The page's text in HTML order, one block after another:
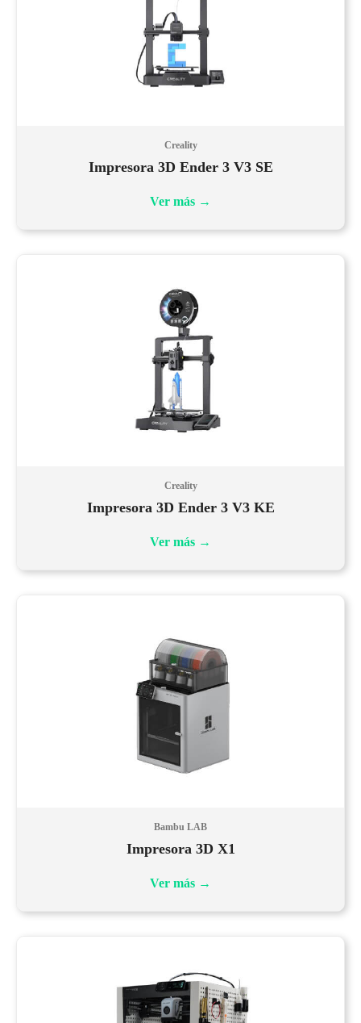
Creality
Impresora 3D Ender 3 V3 SE
Ver más →
Creality
Impresora 3D Ender 3 V3 KE
Ver más →
Bambu LAB
Impresora 3D X1
Ver más →